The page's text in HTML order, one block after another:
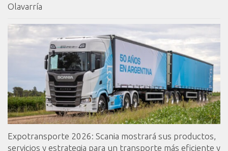
Olavarría
Expotransporte 2026: Scania mostrará sus productos,
servicios y estrategia para un transporte más eficiente y